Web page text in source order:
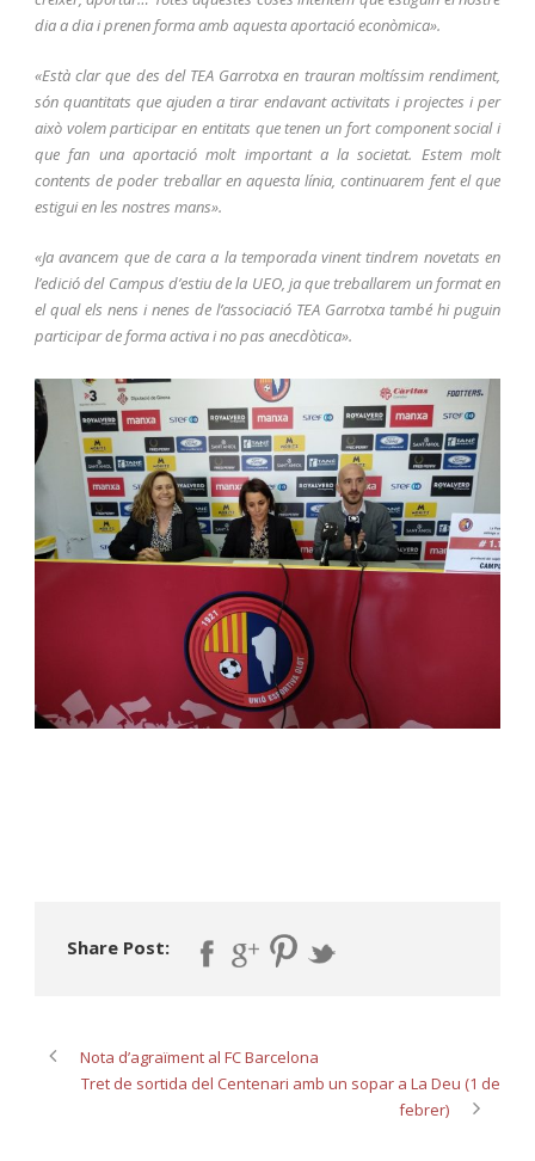
dia a dia i prenen forma amb aquesta aportació econòmica».
«Està clar que des del TEA Garrotxa en trauran moltíssim rendiment,
són quantitats que ajuden a tirar endavant activitats i projectes i per
això volem participar en entitats que tenen un fort component social i
que fan una aportació molt important a la societat. Estem molt
contents de poder treballar en aquesta línia, continuarem fent el que
estigui en les nostres mans».
«Ja avancem que de cara a la temporada vinent tindrem novetats en
l’edició del Campus d’estiu de la UEO, ja que treballarem un format en
el qual els nens i nenes de l’associació TEA Garrotxa també hi puguin
participar de forma activa i no pas anecdòtica».
Share Post:
Nota d’agraïment al FC Barcelona
Tret de sortida del Centenari amb un sopar a La Deu (1 de
febrer)